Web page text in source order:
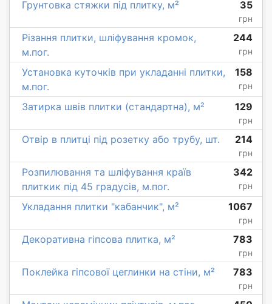
Грунтовка стяжки під плитку, м² 35
грн
Різання плитки, шліфування кромок,
м.пог.
244
грн
Установка куточків при укладанні плитки,
м.пог.
158
грн
Затирка швів плитки (стандартна), м² 129
грн
Отвір в плитці під розетку або трубу, шт. 214
грн
Розпилювання та шліфування країв
плиткик під 45 градусів, м.пог.
342
грн
Укладання плитки "кабанчик", м² 1067
грн
Декоративна гіпсова плитка, м² 783
грн
Поклейка гіпсової цеглинки на стіни, м² 783
грн